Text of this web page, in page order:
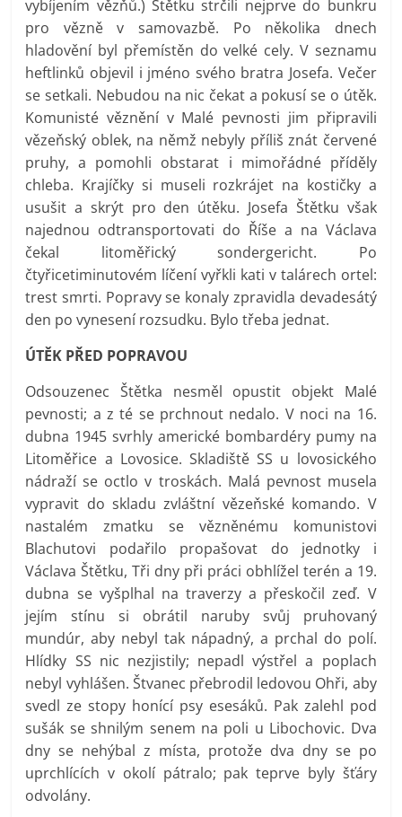
vybíjením vězňů.) Štětku strčili nejprve do bunkru
pro vězně v samovazbě. Po několika dnech
hladovění byl přemístěn do velké cely. V seznamu
heftlinků objevil i jméno svého bratra Josefa. Večer
se setkali. Nebudou na nic čekat a pokusí se o útěk.
Komunisté věznění v Malé pevnosti jim připravili
vězeňský oblek, na němž nebyly příliš znát červené
pruhy, a pomohli obstarat i mimořádné příděly
chleba. Krajíčky si museli rozkrájet na kostičky a
usušit a skrýt pro den útěku. Josefa Štětku však
najednou odtransportovati do Říše a na Václava
čekal litoměřický sondergericht. Po
čtyřicetiminutovém líčení vyřkli kati v talárech ortel:
trest smrti. Popravy se konaly zpravidla devadesátý
den po vynesení rozsudku. Bylo třeba jednat.
ÚTĚK PŘED POPRAVOU
Odsouzenec Štětka nesměl opustit objekt Malé
pevnosti; a z té se prchnout nedalo. V noci na 16.
dubna 1945 svrhly americké bombardéry pumy na
Litoměřice a Lovosice. Skladiště SS u lovosického
nádraží se octlo v troskách. Malá pevnost musela
vypravit do skladu zvláštní vězeňské komando. V
nastalém zmatku se vězněnému komunistovi
Blachutovi podařilo propašovat do jednotky i
Václava Štětku, Tři dny při práci obhlížel terén a 19.
dubna se vyšplhal na traverzy a přeskočil zeď. V
jejím stínu si obrátil naruby svůj pruhovaný
mundúr, aby nebyl tak nápadný, a prchal do polí.
Hlídky SS nic nezjistily; nepadl výstřel a poplach
nebyl vyhlášen. Štvanec přebrodil ledovou Ohři, aby
svedl ze stopy honící psy esesáků. Pak zalehl pod
sušák se shnilým senem na poli u Libochovic. Dva
dny se nehýbal z místa, protože dva dny se po
uprchlících v okolí pátralo; pak teprve byly šťáry
odvolány.